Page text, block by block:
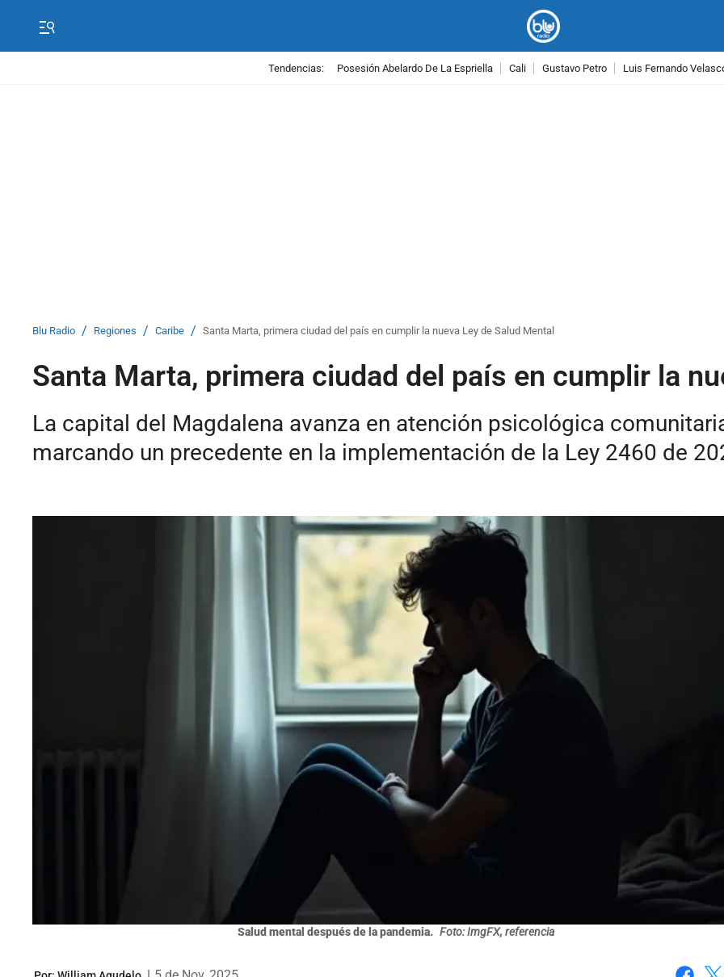
Tendencias: Posesión Abelardo De La Espriella Cali Gustavo Petro Luis Fernando
Blu Radio / Regiones / Caribe / Santa Marta, primera ciudad del país en cumplir la nueva Ley de Salud Mental
Santa Marta, primera ciudad del país en cumplir la
La capital del Magdalena avanza en atención psicológica
marcando un precedente en la implementación de la Ley 2460 de
Salud mental después de la pandemia. Foto: ImgFX, referencia